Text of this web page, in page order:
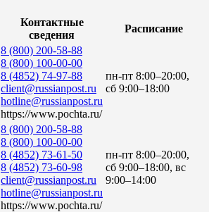
Контактные
сведения
Расписание
8 (800) 200-58-88
8 (800) 100-00-00
8 (4852) 74-97-88
client@russianpost.ru
hotline@russianpost.ru
https://www.pochta.ru/
пн-пт 8:00–20:00,
сб 9:00–18:00
8 (800) 200-58-88
8 (800) 100-00-00
8 (4852) 73-61-50
8 (4852) 73-60-98
client@russianpost.ru
hotline@russianpost.ru
https://www.pochta.ru/
пн-пт 8:00–20:00,
сб 9:00–18:00, вс
9:00–14:00